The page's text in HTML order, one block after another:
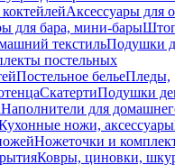
Аксессуары для
для бара, мини-бары
текстильПодушки
постельных
Постельное бельеПледы,
СкатертиПодушки
Наполнители для
ножи, аксессуары
Ножеточки и
Ковры, циновки,